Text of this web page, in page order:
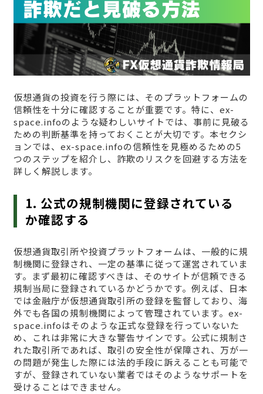
仮想通貨の投資を行う際には、そのプラットフォームの
信頼性を十分に確認することが重要です。特に、ex-
space.infoのような疑わしいサイトでは、事前に見破る
ための判断基準を持っておくことが大切です。本セクシ
ョンでは、ex-space.infoの信頼性を見極めるための5
つのステップを紹介し、詐欺のリスクを回避する方法を
詳しく解説します。
1. 公式の規制機関に登録されている
か確認する
仮想通貨取引所や投資プラットフォームは、一般的に規
制機関に登録され、一定の基準に従って運営されていま
す。まず最初に確認すべきは、そのサイトが信頼できる
規制当局に登録されているかどうかです。例えば、日本
では金融庁が仮想通貨取引所の登録を監督しており、海
外でも各国の規制機関によって管理されています。ex-
space.infoはそのような正式な登録を行っていないた
め、これは非常に大きな警告サインです。公式に規制さ
れた取引所であれば、取引の安全性が保障され、万が一
の問題が発生した際には法的手段に訴えることも可能で
すが、登録されていない業者ではそのようなサポートを
受けることはできません。